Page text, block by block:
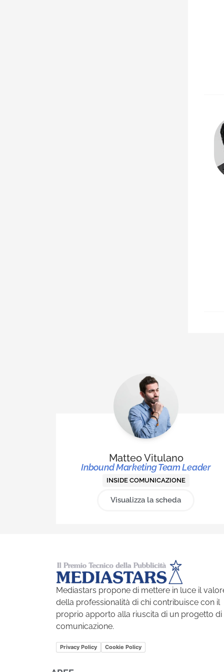
Matteo Vitulano
Inbound Marketing Team Leader
INSIDE COMUNICAZIONE
Visualizza la scheda
Mediastars propone di mettere in luce il
della professionalità di chi contribuisce con il
proprio apporto alla riuscita di un progetto di
comunicazione.
Privacy Policy Cookie Policy